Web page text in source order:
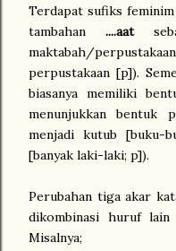
Terdapat sufiks
tambahan ....aat
maktabah/
perpustakaan [p]).
biasanya memiliki
menunjukkan bentuk
menjadi kutub [buku-
[banyak laki-laki; p]).
Perubahan tiga akar
dikombinasi huruf
Misalnya;